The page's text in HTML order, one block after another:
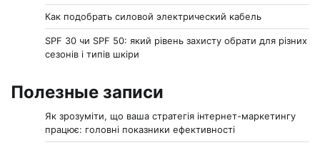
Как подобрать силовой электрический кабель
SPF 30 чи SPF 50: який рівень захисту обрати для різних
сезонів і типів шкіри
Полезные записи
Як зрозуміти, що ваша стратегія інтернет-маркетингу
працює: головні показники ефективності